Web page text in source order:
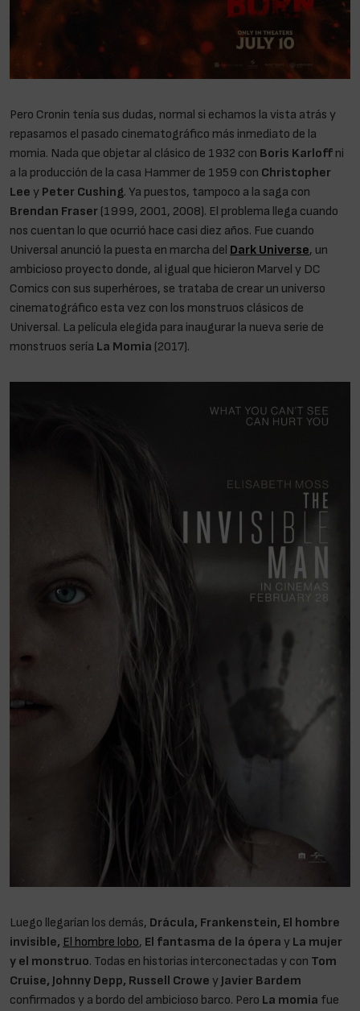
Pero Cronin tenía sus dudas, normal si echamos la vista atrás y
repasamos el pasado cinematográfico más inmediato de la
momia. Nada que objetar al clásico de 1932 con Boris Karloff ni
a la producción de la casa Hammer de 1959 con Christopher
Lee y Peter Cushing. Ya puestos, tampoco a la saga con
Brendan Fraser (1999, 2001, 2008). El problema llega cuando
nos cuentan lo que ocurrió hace casi diez años. Fue cuando
Universal anunció la puesta en marcha del Dark Universe, un
ambicioso proyecto donde, al igual que hicieron Marvel y DC
Comics con sus superhéroes, se trataba de crear un universo
cinematográfico esta vez con los monstruos clásicos de
Universal. La película elegida para inaugurar la nueva serie de
monstruos sería La Momia (2017).
Luego llegarían los demás, Drácula, Frankenstein, El hombre
invisible, El hombre lobo, El fantasma de la ópera y La mujer
y el monstruo. Todas en historias interconectadas y con Tom
Cruise, Johnny Depp, Russell Crowe y Javier Bardem
confirmados y a bordo del ambicioso barco. Pero La momia fue